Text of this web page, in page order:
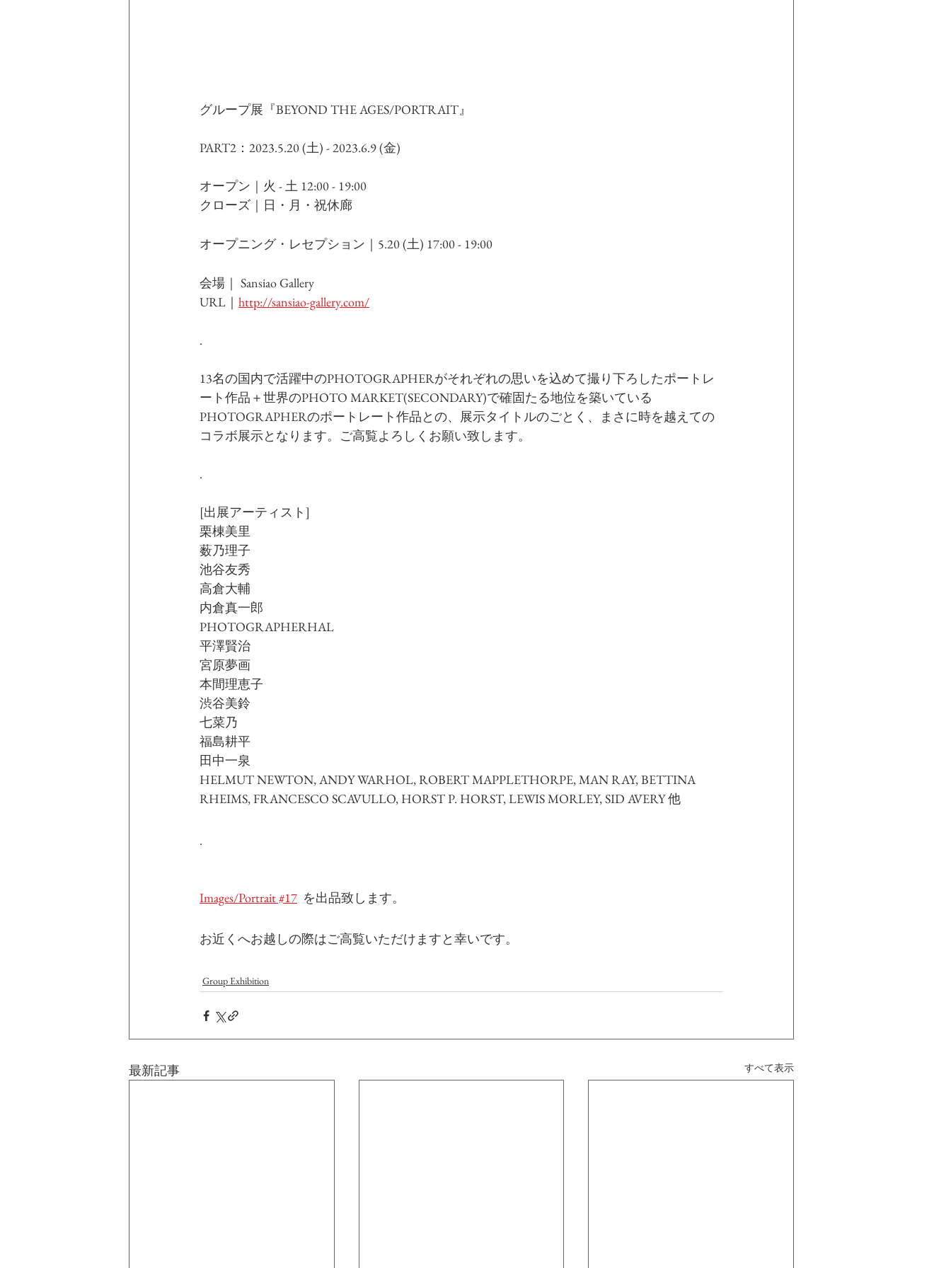
グループ展『BEYOND THE AGES/PORTRAIT』
PART2：2023.5.20 (土) - 2023.6.9 (金)
オープン｜火 - 土 12:00 - 19:00
クローズ｜日・月・祝休廊
オープニング・レセプション｜5.20 (土) 17:00 - 19:00
会場｜ Sansiao Gallery
URL｜ http://sansiao-gallery.com/
.
13名の国内で活躍中のPHOTOGRAPHERがそれぞれの思いを込めて撮り下ろしたポートレ
ート作品＋世界のPHOTO MARKET(SECONDARY)で確固たる地位を築いている
PHOTOGRAPHERのポートレート作品との、展示タイトルのごとく、まさに時を越えての
コラボ展示となります。ご高覧よろしくお願い致します。
.
[出展アーティスト]
栗棟美里
薮乃理子
池谷友秀
高倉大輔
内倉真一郎
PHOTOGRAPHERHAL
平澤賢治
宮原夢画
本間理恵子
渋谷美鈴
七菜乃
福島耕平
田中一泉
HELMUT NEWTON, ANDY WARHOL, ROBERT MAPPLETHORPE, MAN RAY, BETTINA
RHEIMS, FRANCESCO SCAVULLO, HORST P. HORST, LEWIS MORLEY, SID AVERY 他
.
Images/Portrait #17
  を出品致します。
お近くへお越しの際はご高覧いただけますと幸いです。
Group Exhibition
最新記事 すべて表示